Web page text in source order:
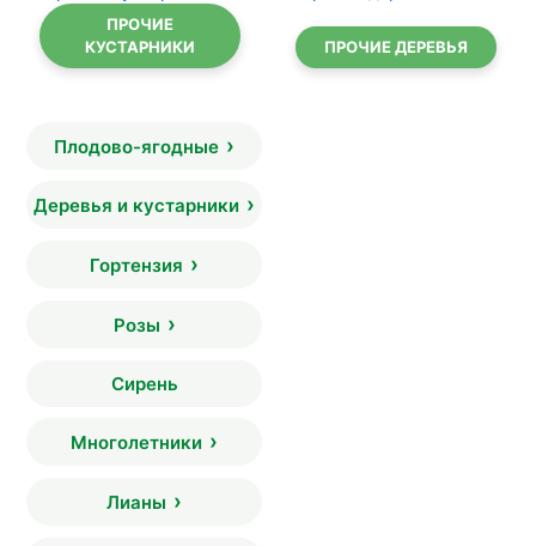
Плодово-ягодные
Деревья и кустарники
Гортензия
Розы
Сирень
Многолетники
Лианы
ПРОЧИЕ
КУСТАРНИКИ
ПРОЧИЕ ДЕРЕВЬЯ